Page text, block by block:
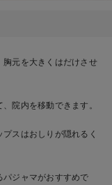
元を大きくはだけさせ
院内を移動できます。
スはおしりが隠れるく
パジャマがおすすめで